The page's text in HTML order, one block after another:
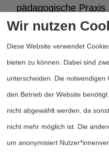
pädagogische Praxis
Entscheidend für die
Wir nutzen
Diese Website verwendet
bieten zu können. Dabei sind
unterscheiden. Die
den Betrieb der Website
nicht abgewählt werden, da
nicht mehr möglich ist. Die
um anonymisiert